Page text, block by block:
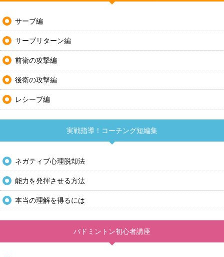
サーブ編
サーブリターン編
前衛の攻撃編
後衛の攻撃編
レシーブ編
実戦指導！コーチング短編集
ネガティブ心理脱却法
能力を発揮させる方法
本当の理解を得るには
バドミントン初心者講座